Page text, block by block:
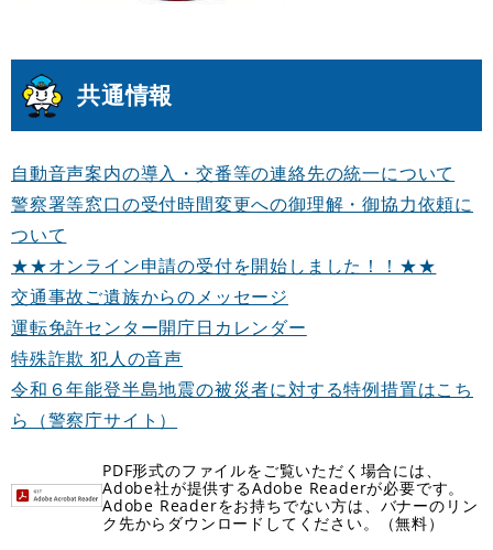
共通情報
自動音声案内の導入・交番等の連絡先の統一について
警察署等窓口の受付時間変更への御理解・御協力依頼に
ついて
★★オンライン申請の受付を開始しました！！★★
交通事故ご遺族からのメッセージ
運転免許センター開庁日カレンダー
特殊詐欺 犯人の音声
令和６年能登半島地震の被災者に対する特例措置はこち
ら（警察庁サイト）
PDF形式のファイルをご覧いただく場合には、
Adobe社が提供するAdobe Readerが必要です。
Adobe Readerをお持ちでない方は、バナーのリン
ク先からダウンロードしてください。（無料）